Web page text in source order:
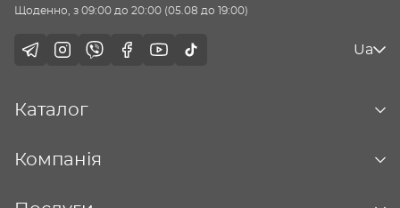
Щоденно, з 09:00 до 20:00 (05.08 до 19:00)
Ua
Каталог
Компанія